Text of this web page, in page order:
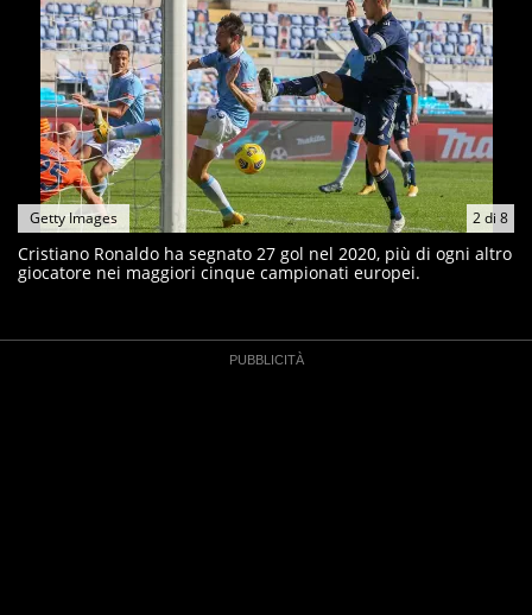
2di 8
Getty Images
Cristiano Ronaldo ha segnato 27 gol nel 2020, più di ogni altro
giocatore nei maggiori cinque campionati europei.